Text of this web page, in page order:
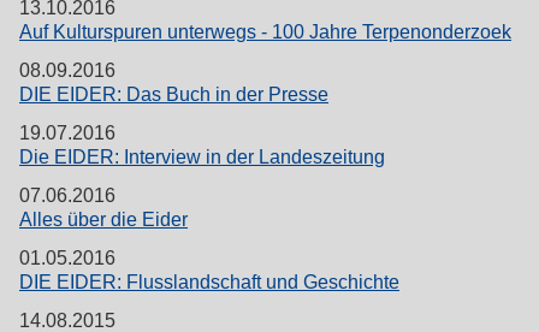
13.10.2016
Auf Kulturspuren unterwegs - 100 Jahre Terpenonderzoek
08.09.2016
DIE EIDER: Das Buch in der Presse
19.07.2016
Die EIDER: Interview in der Landeszeitung
07.06.2016
Alles über die Eider
01.05.2016
DIE EIDER: Flusslandschaft und Geschichte
14.08.2015